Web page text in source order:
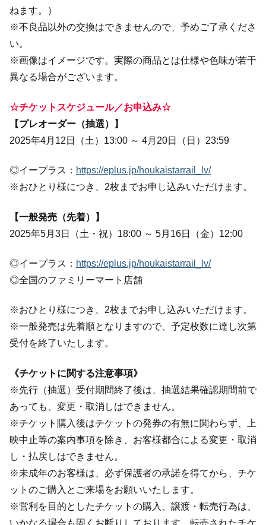
ねます。）
※不良品以外の交換はできませんので、予めご了承くださ
い。
※画像はイメージです。実際の商品とは仕様や色味が若干
異なる場合がございます。
☆チケットスケジュール／お申込み☆
【プレオーダー（抽選）】
2025年4月12日（土）13:00 ～ 4月20日（日）23:59
◎イープラス： https://eplus.jp/houkaistarrail_lv/
※おひとり様につき、2枚までお申し込みいただけます。
【一般発売（先着）】
2025年5月3日（土・祝）18:00 ～ 5月16日（金）12:00
◎イープラス： https://eplus.jp/houkaistarrail_lv/
◎全国のファミリーマート店舗
※おひとり様につき、2枚までお申し込みいただけます。
※一般発売は先着順となりますので、予定枚数に達し次第
受付を終了いたします。
《チケットに関する注意事項》
※先行（抽選）受付期間終了後は、抽選結果確認期間前で
あっても、変更・取消しはできません。
※チケット購入後はチケットの発券の有無に関わらず、上
映中止等の案内事項を除き、お客様都合による変更・取消
し・払戻しはできません。
※未成年のお客様は、必ず保護者の承諾を得てから、チケ
ットのご購入とご来場をお願いいたします。
※営利を目的としたチケットの購入、譲渡・転売行為は、
いかなる場合も固くお断りしております。転売されたチケ